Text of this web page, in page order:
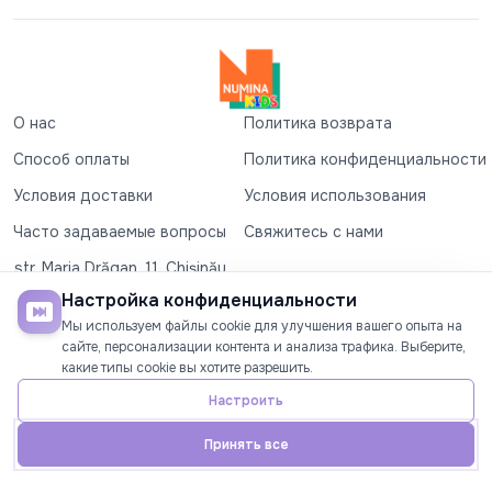
Телефон Аккаунт
О нас
Политика возврата
Способ оплаты
Политика конфиденциальности
Условия доставки
Условия использования
Часто задаваемые вопросы
Свяжитесь с нами
str. Maria Drăgan, 11, Chișinău
+37360327279
©2026Numina Kids. Все права защищены
СОЦИАЛЬНЫЕ СЕТИ
Настройка конфиденциальности
Мы используем файлы cookie для улучшения вашего опыта на
сайте, персонализации контента и анализа трафика. Выберите,
какие типы cookie вы хотите разрешить.
Настроить
Принять все